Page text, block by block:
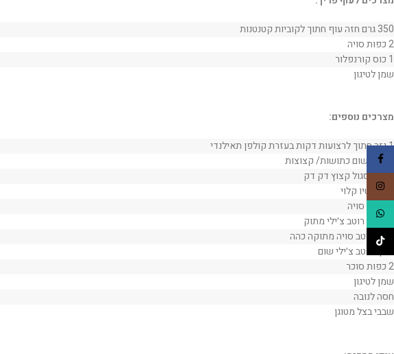
350 גרם חזה עוף חתוך לקוביות קטנטנות
2 כפות סויה
1 כוס קורנפלור
שמן לטיגון
מצרכים נוספים:
1 גזר חתוך לרצועות דקות בעזרת קולפן תאילנדי
1 בצל סגול קצוץ דק דק
כוס קשיו קלוי
2 כפות סוכר
שמן לטיגון
חסה לנובה
שבבי בצל מטוגן
Facebook
Instagram
WhatsApp
TikTok